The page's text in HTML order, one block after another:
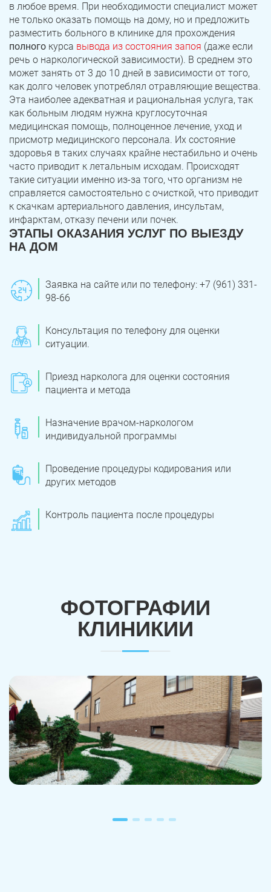
в любое время. При необходимости специалист может
не только оказать помощь на дому, но и предложить
разместить больного в клинике для прохождения
полного курса вывода из состояния запоя (даже если
речь о наркологической зависимости). В среднем это
может занять от 3 до 10 дней в зависимости от того,
как долго человек употреблял отравляющие вещества.
Эта наиболее адекватная и рациональная услуга, так
как больным людям нужна круглосуточная
медицинская помощь, полноценное лечение, уход и
присмотр медицинского персонала. Их состояние
здоровья в таких случаях крайне нестабильно и очень
часто приводит к летальным исходам. Происходят
такие ситуации именно из-за того, что организм не
справляется самостоятельно с очисткой, что приводит
к скачкам артериального давления, инсультам,
инфарктам, отказу печени или почек.
ЭТАПЫ ОКАЗАНИЯ УСЛУГ ПО ВЫЕЗДУ
НА ДОМ
Заявка на сайте или по телефону: +7 (961) 331-
98-66
Консультация по телефону для оценки
ситуации.
Приезд нарколога для оценки состояния
пациента и метода
Назначение врачом-наркологом
индивидуальной программы
Проведение процедуры кодирования или
других методов
Контроль пациента после процедуры
ФОТОГРАФИИ
КЛИНИКИИ